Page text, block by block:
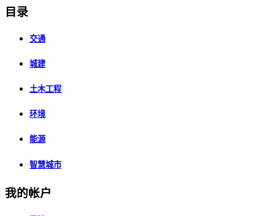
目录
交通
城建
土木工程
环境
能源
智慧城市
我的帐户